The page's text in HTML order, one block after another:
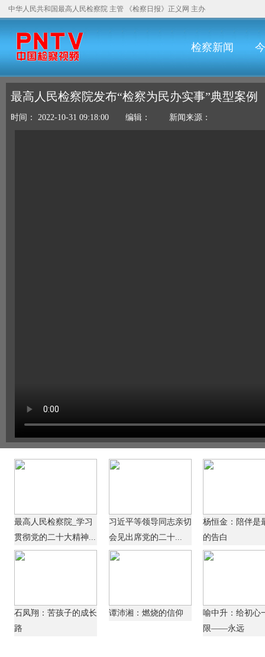
中华人民共和国最高人民检察院主管 《检察日报》 正义网 主办
检察新闻
最高人民检察院发布“检察为民办实事”典型案例
时间： 2022-10-31 09:18:00 编辑： 新闻来源：
最高人民检察院_学习
贯彻党的二十大精神...
习近平等领导同志亲切
会见出席党的二十...
杨恒金：陪伴是
的告白
石凤翔：苦孩子的成长
路
谭沛湘：燃烧的信仰
喻中升：给初心
限——永远